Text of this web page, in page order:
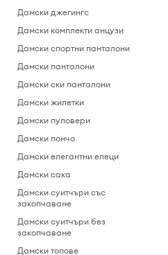
Дамски джегингс
Дамски комплекти анцузи
Дамски спортни панталони
Дамски панталони
Дамски ски панталони
Дамски жилетки
Дамски пуловери
Дамски пончо
Дамски елегантни елеци
Дамски сака
Дамски суитчъри cъс
закопчаване
Дамски суитчъри без
закопчаване
Дамски топове